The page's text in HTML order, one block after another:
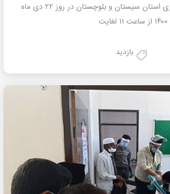
بازدید از پارک علم و فناوری استان سیستان و بلوچستان در روز ۲۲ دی ماه
۱۴۰۰ از ساعت ۱۱ لغایت
بازدید